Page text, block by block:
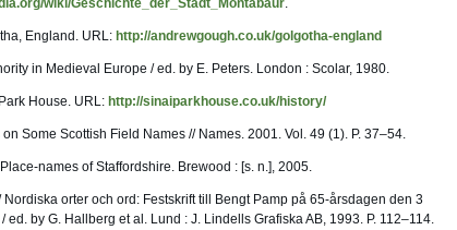
wiki/Geschichte_der_Stadt_Montabaur.
England. URL: http://andrewgough.co.uk/golgotha-england
in Medieval Europe / ed. by E. Peters. London : Scolar, 1980.
House. URL: http://sinaiparkhouse.co.uk/history/
on Some Scottish Field Names // Names. 2001. Vol. 49 (1). P. 37–54.
names of Staffordshire. Brewood : [s. n.], 2005.
Nordiska orter och ord: Festskrift till Bengt Pamp på 65-årsdagen den 3
ed. by G. Hallberg et al. Lund : J. Lindells Grafiska AB, 1993. P. 112–114.